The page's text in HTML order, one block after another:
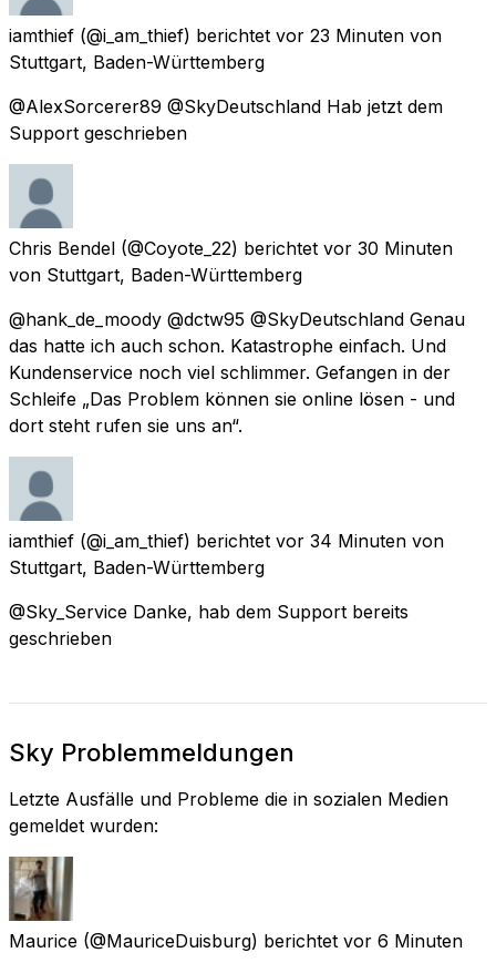
iamthief (@i_am_thief) berichtet vor 23 Minuten von
Stuttgart, Baden-Württemberg
@AlexSorcerer89 @SkyDeutschland Hab jetzt dem
Support geschrieben
Chris Bendel (@Coyote_22) berichtet vor 30 Minuten
von Stuttgart, Baden-Württemberg
@hank_de_moody @dctw95 @SkyDeutschland Genau
das hatte ich auch schon. Katastrophe einfach. Und
Kundenservice noch viel schlimmer. Gefangen in der
Schleife „Das Problem können sie online lösen - und
dort steht rufen sie uns an“.
iamthief (@i_am_thief) berichtet vor 34 Minuten von
Stuttgart, Baden-Württemberg
@Sky_Service Danke, hab dem Support bereits
geschrieben
Sky Problemmeldungen
Letzte Ausfälle und Probleme die in sozialen Medien
gemeldet wurden:
Maurice (@MauriceDuisburg) berichtet vor 6 Minuten